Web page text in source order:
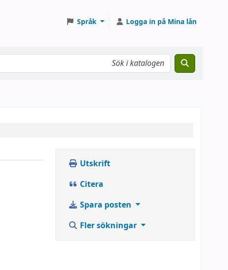
Språk Logga in på Mina lån
Utskrift
Citera
Spara posten
Fler sökningar